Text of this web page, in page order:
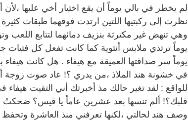
لم يخطر في بالي يوماً أن يقع اختيار أخي عليها ،لأن
نظرت إلى ركبتيها اللتين ارتدت فوقهما طبقات
وهي تنهض غير مكترثة بنزيف دمائهما لتتابع اللعب
يوماً ترتدي ملابس أنثوية كما كانت تفعل كل فتيات
يوماً سر صداقتها العميقة مع هيفاء . هل كانت
في خشونة هند الملاذ ،من يدري ؟! عاد صوت زوجة
للواقع : لقد تغير حالك مذ أخبرتك أني التقيت
قلبك؟! ألم تنسها بعد عشرين عاماً يا قيس؟ ضحكتُ
وصف هند لحالتي ،لكنها تعرفني منذ العاشرة